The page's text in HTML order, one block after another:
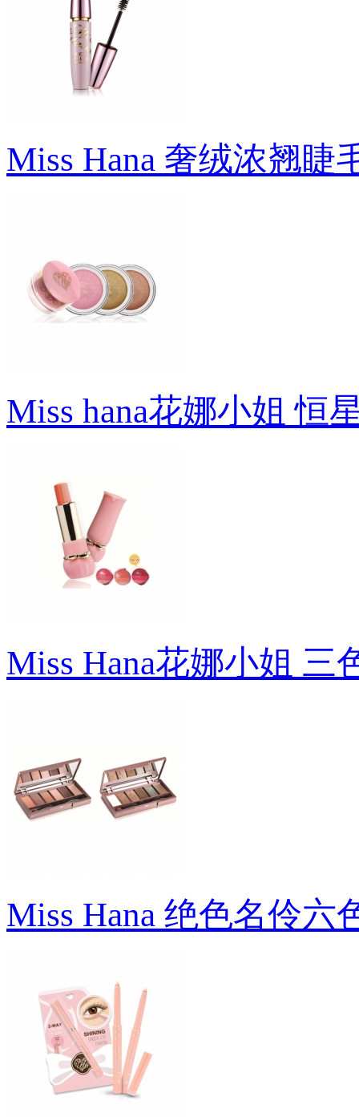
Miss Hana 奢绒浓翘睫
Miss hana花娜小姐 恒
Miss Hana花娜小姐 三
Miss Hana 绝色名伶六